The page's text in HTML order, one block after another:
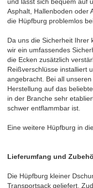
Asphalt, Hallenboden oder
die Hüpfburg problemlos
Da uns die Sicherheit Ihrer
wir ein umfassendes
die Ecken zusätzlich
Reißverschlüsse installiert
angebracht. Bei all
Herstellung auf das
in der Branche sehr
schwer entflammbar ist.
Eine weitere Hüpfburg in
Lieferumfang und
Die Hüpfburg kleiner
Transportsack geliefert.